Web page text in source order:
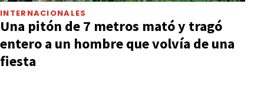
INTERNACIONALES
Una pitón de 7 metros mató y tragó
entero a un hombre que volvía de una
fiesta